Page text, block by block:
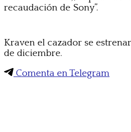
recaudación de Sony”.
Kraven el cazador se
de diciembre.
Comenta en Telegram